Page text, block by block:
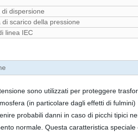
di dispersione
di scarico della pressione
linea IEC
sono utilizzati per proteggere
(in particolare dagli effetti di
probabili danni in caso di picchi tipici
normale. Questa caratteristica